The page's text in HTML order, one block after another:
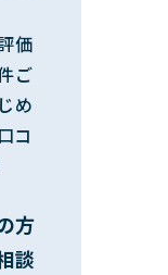
価
ご
め
コ
方
談